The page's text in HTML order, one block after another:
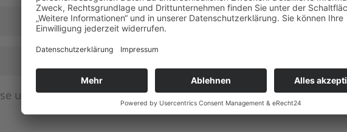
und Website in diesem Browser für meinen nächsten